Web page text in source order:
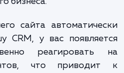
в CRM. Это не
это способ усилить
усилия,
с клиентами и
бизнеса.